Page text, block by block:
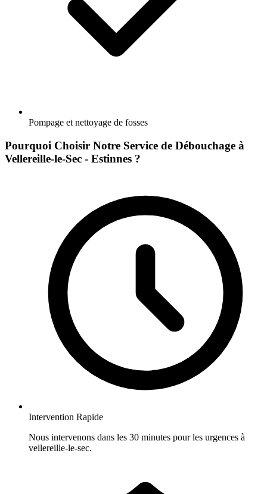
Pompage et nettoyage de fosses
Pourquoi Choisir Notre Service de Débouchage à
Vellereille-le-Sec - Estinnes ?
Intervention Rapide
Nous intervenons dans les 30 minutes pour les urgences à
vellereille-le-sec.